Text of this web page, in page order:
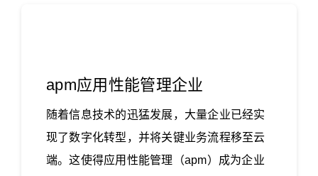
apm应用性能管理企业
随着信息技术的迅猛发展，大量企业已经实
现了数字化转型，并将关键业务流程移至云
端。这使得应用性能管理（apm）成为企业